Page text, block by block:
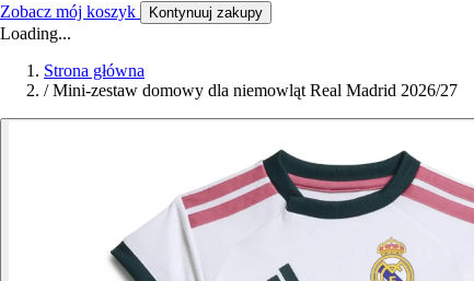
Zobacz mój koszyk Kontynuuj zakupy
Loading...
Strona główna
/ Mini-zestaw domowy dla niemowląt Real Madrid 2026/27